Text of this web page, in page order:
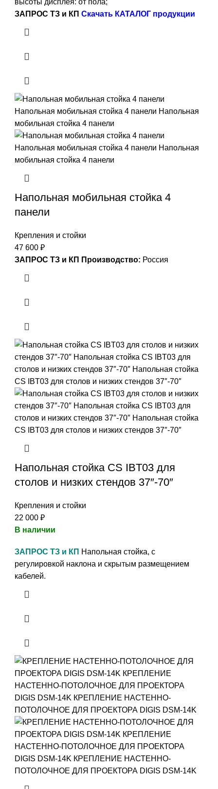
ЗАПРОС ТЗ и КП Скачать КАТАЛОГ продукции
Напольная мобильная стойка 4
панели
Крепления и стойки
47 600 ₽
ЗАПРОС ТЗ и КП Производство: Россия
Напольная стойка CS IBT03 для
столов и низких стендов 37″-70″
Крепления и стойки
22 000 ₽
В наличии
ЗАПРОС ТЗ и КП Напольная стойка, с
регулировкой наклона и скрытым размещением
кабелей.